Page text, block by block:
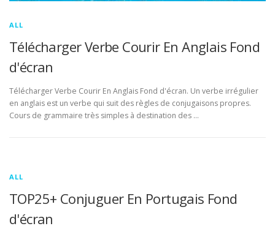
ALL
Télécharger Verbe Courir En Anglais Fond
d'écran
Télécharger Verbe Courir En Anglais Fond d'écran. Un verbe irrégulier
en anglais est un verbe qui suit des règles de conjugaisons propres.
Cours de grammaire très simples à destination des …
ALL
TOP25+ Conjuguer En Portugais Fond
d'écran